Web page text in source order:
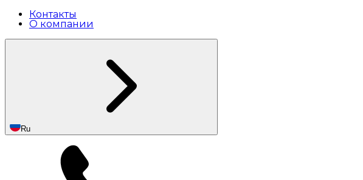
Контакты
О компании
Ru